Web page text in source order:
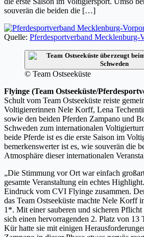
souverän die beiden die […]
Quelle: Pferdesportverband Mecklenburg-
© Team Ostseeküste
Flyinge (Team Ostseeküste/
Schult vom Team Ostseeküste reiste
Voltigiererinnen Nele Korff, Lena
sowie den beiden Pferden Zampano und
Schweden zum internationalen
beide Pferde ist es die erste Saison im
bemerkenswerter ist es, wie souverän die
Atmosphäre dieser internationalen
„Die Stimmung vor Ort war einfach
gesamte Veranstaltung ein echtes
Eindruck vom CVI Flyinge zusammen.
das Team Ostseeküste machte Nele Korff
1*. Mit einer sauberen und sicheren
sich einen hervorragenden 2. Platz von 13
Kür hatte sie mit einigen